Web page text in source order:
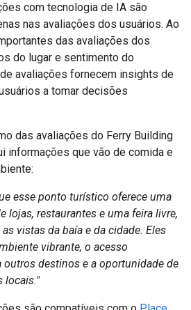
com tecnologia de IA são
nas avaliações dos usuários. Ao
das avaliações dos
do lugar e sentimento do
avaliações fornecem insights de
a tomar decisões
das avaliações do Ferry Building
informações que vão de comida e
esse ponto turístico oferece uma
lojas, restaurantes e uma feira livre,
vistas da baía e da cidade. Eles
vibrante, o acesso
outros destinos e a oportunidade de
locais."